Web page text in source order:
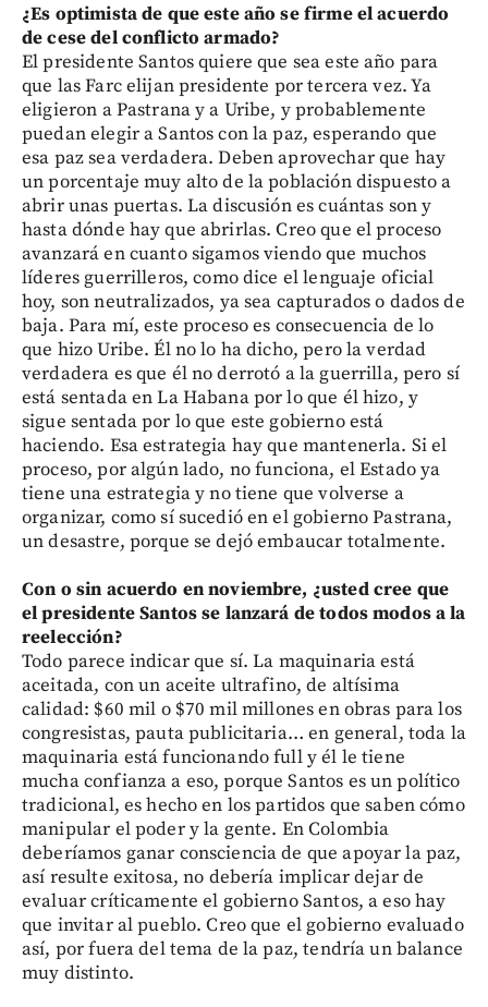
¿Es optimista de que este año se firme el acuerdo
de cese del conflicto armado?
El presidente Santos quiere que sea este año para
que las Farc elijan presidente por tercera vez. Ya
eligieron a Pastrana y a Uribe, y probablemente
puedan elegir a Santos con la paz, esperando que
esa paz sea verdadera. Deben aprovechar que hay
un porcentaje muy alto de la población dispuesto a
abrir unas puertas. La discusión es cuántas son y
hasta dónde hay que abrirlas. Creo que el proceso
avanzará en cuanto sigamos viendo que muchos
líderes guerrilleros, como dice el lenguaje oficial
hoy, son neutralizados, ya sea capturados o dados de
baja. Para mí, este proceso es consecuencia de lo
que hizo Uribe. Él no lo ha dicho, pero la verdad
verdadera es que él no derrotó a la guerrilla, pero sí
está sentada en La Habana por lo que él hizo, y
sigue sentada por lo que este gobierno está
haciendo. Esa estrategia hay que mantenerla. Si el
proceso, por algún lado, no funciona, el Estado ya
tiene una estrategia y no tiene que volverse a
organizar, como sí sucedió en el gobierno Pastrana,
un desastre, porque se dejó embaucar totalmente.
Con o sin acuerdo en noviembre, ¿usted cree que
el presidente Santos se lanzará de todos modos a la
reelección?
Todo parece indicar que sí. La maquinaria está
aceitada, con un aceite ultrafino, de altísima
calidad: $60 mil o $70 mil millones en obras para los
congresistas, pauta publicitaria… en general, toda la
maquinaria está funcionando full y él le tiene
mucha confianza a eso, porque Santos es un político
tradicional, es hecho en los partidos que saben cómo
manipular el poder y la gente. En Colombia
deberíamos ganar consciencia de que apoyar la paz,
así resulte exitosa, no debería implicar dejar de
evaluar críticamente el gobierno Santos, a eso hay
que invitar al pueblo. Creo que el gobierno evaluado
así, por fuera del tema de la paz, tendría un balance
muy distinto.